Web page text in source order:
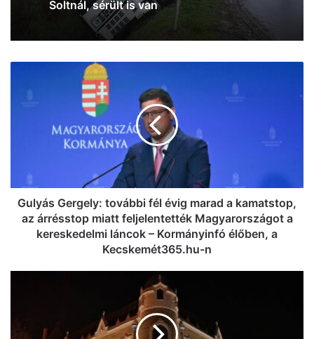
Kamion és személyautó karambolozott
Soltnál, sérült is van
eltűnik a Nap Kecskeméten is
az
árrésstop
miatt
feljelentették
kereskedelmi
Gulyás Gergely: további fél évig marad a kamatstop,
az árrésstop miatt feljelentették Magyarországot a
kereskedelmi láncok – Kormányinfó élőben, a
Kecskemét365.hu-n